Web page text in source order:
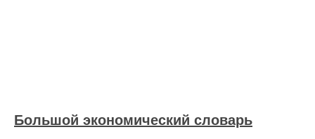
Большой экономический словарь